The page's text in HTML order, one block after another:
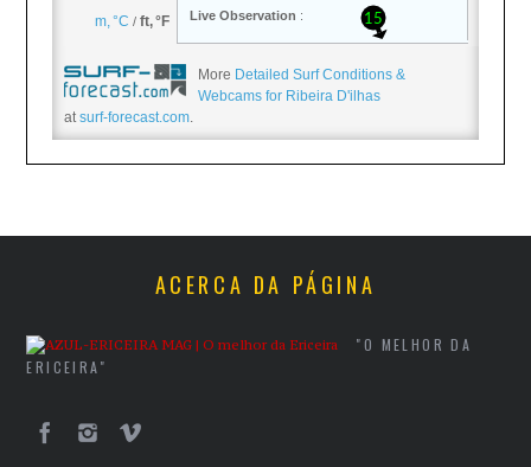
More Detailed Surf Conditions &
Webcams for Ribeira D'ilhas
atsurf-forecast.com.
ACERCA DA PÁGINA
"O MELHOR DA
ERICEIRA"